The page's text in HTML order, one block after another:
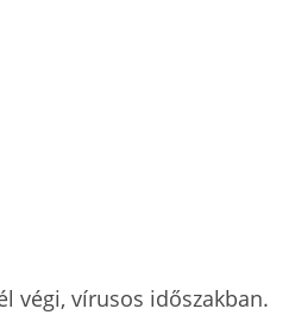
végi, vírusos időszakban.